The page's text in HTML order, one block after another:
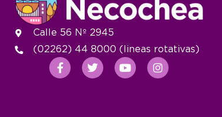
Calle 56 Nº 2945
(02262) 44 8000 (lineas rotativas)